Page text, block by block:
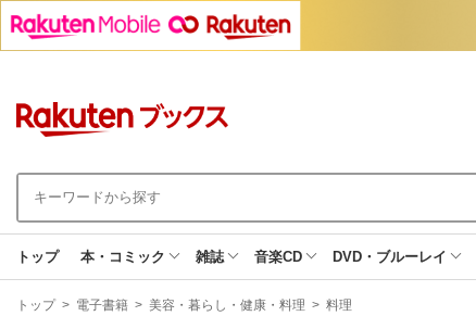
トップ 本・コミック 雑誌 音楽CD DVD・ブルーレイ
現
トップ > 電子書籍 > 美容・暮らし・健康・料理 > 料理